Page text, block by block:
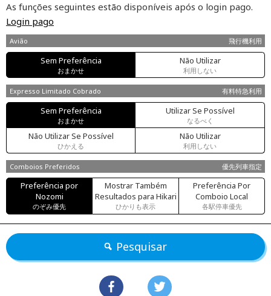
As funções seguintes estão disponíveis após o login pago.
Login pago
Avião 飛行機利用
Sem Preferência
おまかせ
Não Utilizar
利用しない
Expresso Limitado Cobrado 有料特急利用
Sem Preferência
おまかせ
Utilizar Se Possível
なるべく
Não Utilizar Se Possível
ひかえる
Não Utilizar
利用しない
Comboios Preferidos 優先列車指定
Preferência por
Nozomi
のぞみ優先
Mostrar Também
Resultados para Hikari
ひかりも表示
Preferência Por
Comboio Local
各駅停車優先
Pesquisar